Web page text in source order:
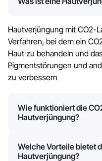
Hautverjüngung mit CO2-
Verfahren, bei dem ein
Haut zu behandeln und
Pigmentstörungen und
zu verbessern
Wie funktioniert die
Hautverjüngung?
Welche Vorteile bietet
Hautverjüngung?